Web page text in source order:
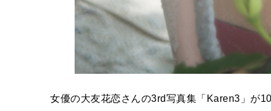
女優の大友花恋さんの3rd写真集「Karen3」が